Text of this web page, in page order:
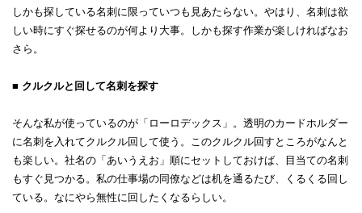
しかも探している名刺に限っていつも見あたらない。やはり、名刺は欲
しい時にすぐ探せるのが何より大事。しかも探す作業が楽しければなお
さら。
■ クルクルと回して名刺を探す
そんな私が使っているのが「ローロデックス」。透明のカードホルダー
に名刺を入れてクルクル回して使う。このクルクル回すところがなんと
も楽しい。社名の「あいうえお」順にセットしておけば、目当ての名刺
もすぐ見つかる。私の仕事場の同僚などは机を通るたび、くるくる回し
ている。なにやら無性に回したくなるらしい。